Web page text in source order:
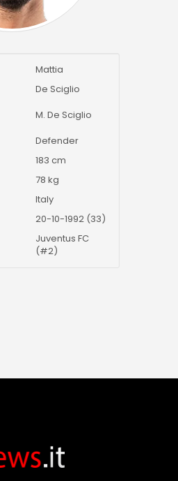
Mattia
De Sciglio
M. De Sciglio
Defender
183 cm
78 kg
Italy
20-10-1992 (33)
Juventus FC
(#2)